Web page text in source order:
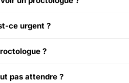
ce urgent ?
?
pas attendre ?